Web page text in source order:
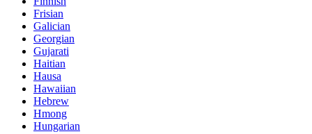
Frisian
Galician
Georgian
Gujarati
Haitian
Hausa
Hawaiian
Hebrew
Hmong
Hungarian